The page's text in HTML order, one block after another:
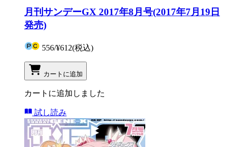
月刊サンデーGX 2017年8月号(2017年7月19日
発売)
556/¥612(税込)
カートに追加
カートに追加しました
試し読み